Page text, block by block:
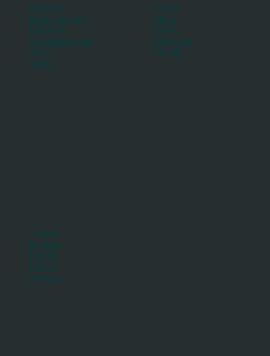
Nyheder
Mest Eftersøgte
Rapporter
Databasestatistik
Træer
Grene
Notater
Kilder
Arkiver
DNA-tests
Kontakt
*Dansk
Deutsch
English
French
Svenska